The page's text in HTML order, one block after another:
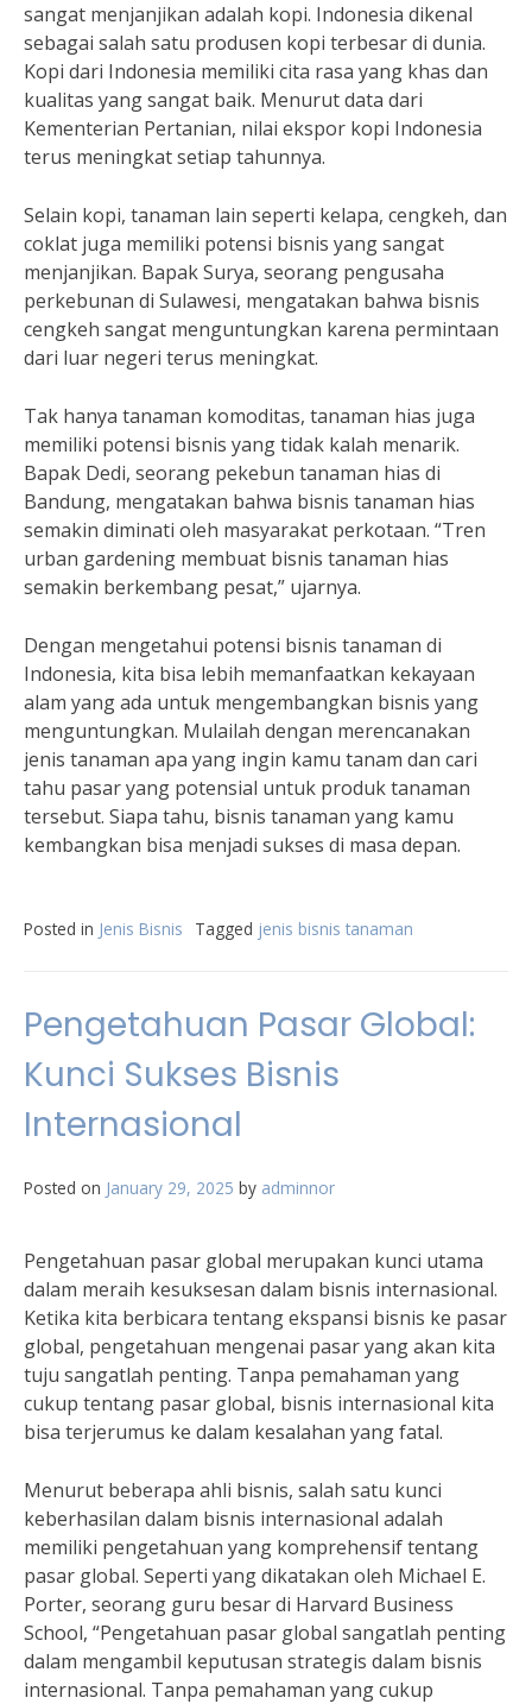
sangat menjanjikan adalah kopi. Indonesia dikenal
sebagai salah satu produsen kopi terbesar di dunia.
Kopi dari Indonesia memiliki cita rasa yang khas dan
kualitas yang sangat baik. Menurut data dari
Kementerian Pertanian, nilai ekspor kopi Indonesia
terus meningkat setiap tahunnya.
Selain kopi, tanaman lain seperti kelapa, cengkeh, dan
coklat juga memiliki potensi bisnis yang sangat
menjanjikan. Bapak Surya, seorang pengusaha
perkebunan di Sulawesi, mengatakan bahwa bisnis
cengkeh sangat menguntungkan karena permintaan
dari luar negeri terus meningkat.
Tak hanya tanaman komoditas, tanaman hias juga
memiliki potensi bisnis yang tidak kalah menarik.
Bapak Dedi, seorang pekebun tanaman hias di
Bandung, mengatakan bahwa bisnis tanaman hias
semakin diminati oleh masyarakat perkotaan. “Tren
urban gardening membuat bisnis tanaman hias
semakin berkembang pesat,” ujarnya.
Dengan mengetahui potensi bisnis tanaman di
Indonesia, kita bisa lebih memanfaatkan kekayaan
alam yang ada untuk mengembangkan bisnis yang
menguntungkan. Mulailah dengan merencanakan
jenis tanaman apa yang ingin kamu tanam dan cari
tahu pasar yang potensial untuk produk tanaman
tersebut. Siapa tahu, bisnis tanaman yang kamu
kembangkan bisa menjadi sukses di masa depan.
Posted in Jenis Bisnis Tagged jenis bisnis tanaman
Pengetahuan Pasar Global:
Kunci Sukses Bisnis
Internasional
Posted on January 29, 2025 by adminnor
Pengetahuan pasar global merupakan kunci utama
dalam meraih kesuksesan dalam bisnis internasional.
Ketika kita berbicara tentang ekspansi bisnis ke pasar
global, pengetahuan mengenai pasar yang akan kita
tuju sangatlah penting. Tanpa pemahaman yang
cukup tentang pasar global, bisnis internasional kita
bisa terjerumus ke dalam kesalahan yang fatal.
Menurut beberapa ahli bisnis, salah satu kunci
keberhasilan dalam bisnis internasional adalah
memiliki pengetahuan yang komprehensif tentang
pasar global. Seperti yang dikatakan oleh Michael E.
Porter, seorang guru besar di Harvard Business
School, “Pengetahuan pasar global sangatlah penting
dalam mengambil keputusan strategis dalam bisnis
internasional. Tanpa pemahaman yang cukup